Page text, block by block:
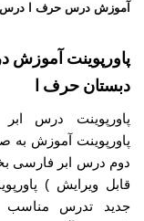
آموزش درس حرف ا درس
پاورپوینت آموزش
دبستان حرف ا
پاورپوینت درس
پاورپوینت آموزش
دوم درس ابر فارسی
قابل ویرایش )
جدید تدرس مناسب